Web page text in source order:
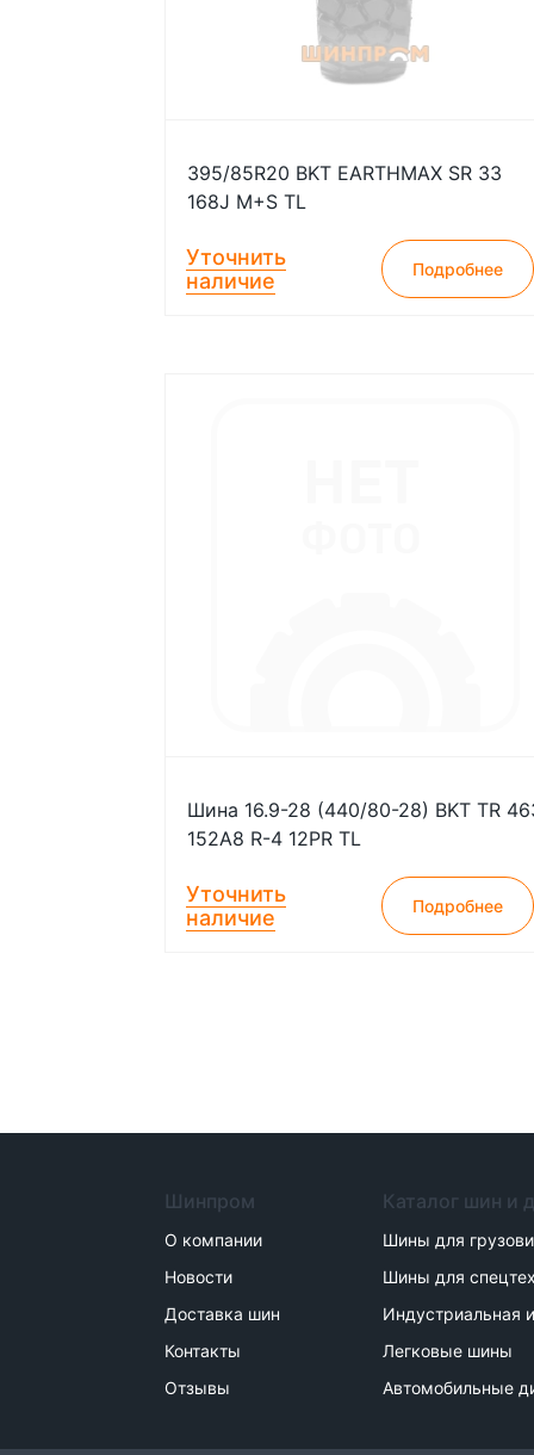
395/85R20 BKT EARTHMAX SR 33
168J M+S TL
Уточнить
наличие
Подробнее
Шина 16.9-28 (440/80-28) BKT TR
152A8 R-4 12PR TL
Уточнить
наличие
Подробнее
Шинпром
О компании
Новости
Доставка шин
Контакты
Отзывы
Каталог шин и
Шины для
Шины для
Индустриальная
Легковые шины
Автомобильные